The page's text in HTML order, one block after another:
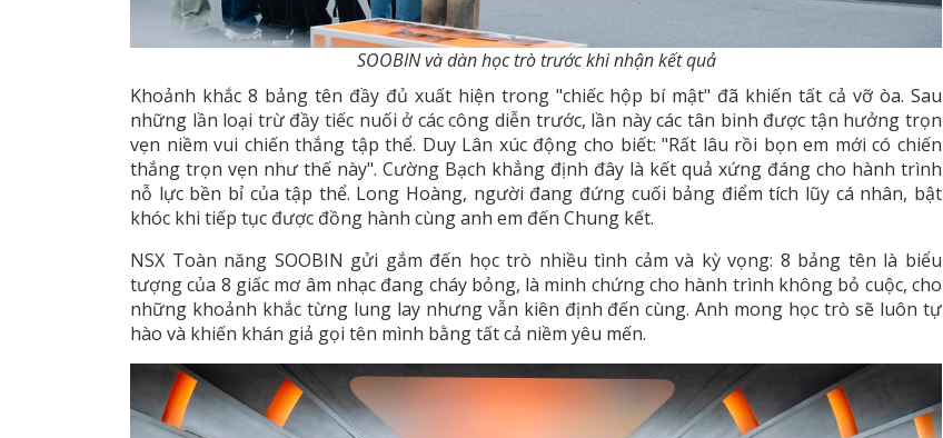
SOOBIN và dàn học trò trước khi nhận kết quả
Khoảnh khắc 8 bảng tên đầy đủ xuất hiện trong "chiếc hộp bí mật" đã khiến tất cả vỡ òa. Sau
những lần loại trừ đầy tiếc nuối ở các công diễn trước, lần này các tân binh được tận hưởng trọn
vẹn niềm vui chiến thắng tập thể. Duy Lân xúc động cho biết: "Rất lâu rồi bọn em mới có chiến
thắng trọn vẹn như thế này". Cường Bạch khẳng định đây là kết quả xứng đáng cho hành trình
nỗ lực bền bỉ của tập thể. Long Hoàng, người đang đứng cuối bảng điểm tích lũy cá nhân, bật
khóc khi tiếp tục được đồng hành cùng anh em đến Chung kết.
NSX Toàn năng SOOBIN gửi gắm đến học trò nhiều tình cảm và kỳ vọng: 8 bảng tên là biểu
tượng của 8 giấc mơ âm nhạc đang cháy bỏng, là minh chứng cho hành trình không bỏ cuộc, cho
những khoảnh khắc từng lung lay nhưng vẫn kiên định đến cùng. Anh mong học trò sẽ luôn tự
hào và khiến khán giả gọi tên mình bằng tất cả niềm yêu mến.